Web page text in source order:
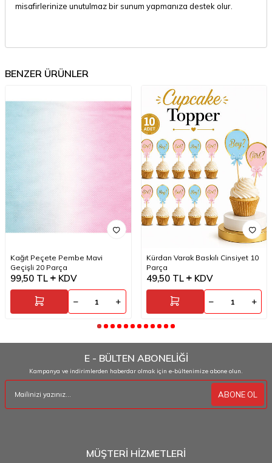
misafirlerinize unutulmaz bir sunum yapmanıza destek olur.
BENZER ÜRÜNLER
Kağıt Peçete Pembe Mavi
Geçişli 20 Parça
99,50 TL KDV
Kürdan Varak Baskılı Cinsiyet 10
Parça
49,50TL KDV
E - BÜLTEN ABONELİĞİ
Kampanya ve indirimlerden haberdar olmak için e-bültenimize abone olun.
ABONE OL
MÜŞTERİ HİZMETLERİ